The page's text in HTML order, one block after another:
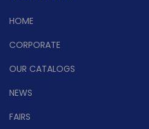
HOME
CORPORATE
OUR CATALOGS
NEWS
FAIRS